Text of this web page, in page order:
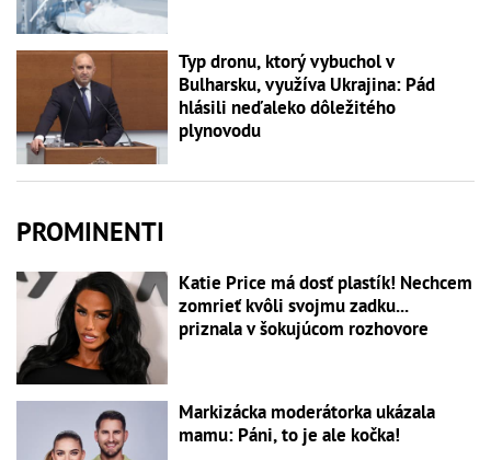
Typ dronu, ktorý vybuchol v
Bulharsku, využíva Ukrajina: Pád
hlásili neďaleko dôležitého
plynovodu
PROMINENTI
Katie Price má dosť plastík! Nechcem
zomrieť kvôli svojmu zadku...
priznala v šokujúcom rozhovore
Markizácka moderátorka ukázala
mamu: Páni, to je ale kočka!